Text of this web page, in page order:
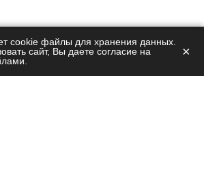
cookie файлы для хранения данных.
сайт, Вы даете согласие на
×